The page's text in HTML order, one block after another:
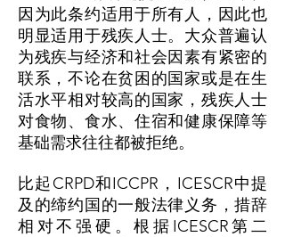
因为此条约适用于所有人，因此也
明显适用于残疾人士。大众普遍认
为残疾与经济和社会因素有紧密的
联系，不论在贫困的国家或是在生
活水平相对较高的国家，残疾人士
对食物、食水、住宿和健康保障等
基础需求往往都被拒绝。
比起CRPD和ICCPR，ICESCR中提
及的缔约国的一般法律义务，措辞
相对不强硬。根据ICESCR第二